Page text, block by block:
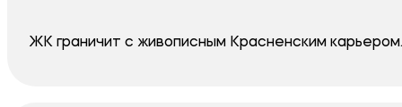
ЖК граничит с живописным Красненским